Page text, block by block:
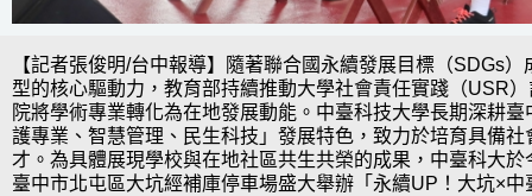
【記者張俊明/台中報導】隨著聯合國永續發展目標（SDGs
型的核心驅動力，教育部持續推動大學社會責任實踐（USR
院將學術專業轉化為在地發展動能。中臺科技大學長期深耕
護專業、智慧管理、民生科技」發展特色，致力於培育具備
才。為具體展現學校與在地社區共生共榮的成果，中臺科大
臺中市北屯區大坑經補庫停車場盛大舉辦「永續UP！大坑×